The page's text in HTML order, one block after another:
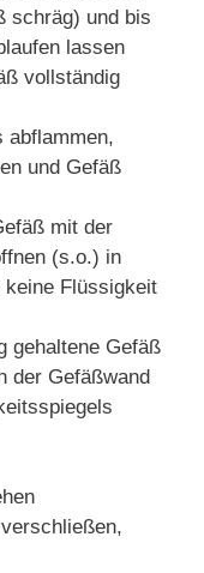
schräg) und bis
lassen
vollständig
abflammen,
und Gefäß
mit der
(s.o.) in
Flüssigkeit
gehaltene Gefäß
der Gefäßwand